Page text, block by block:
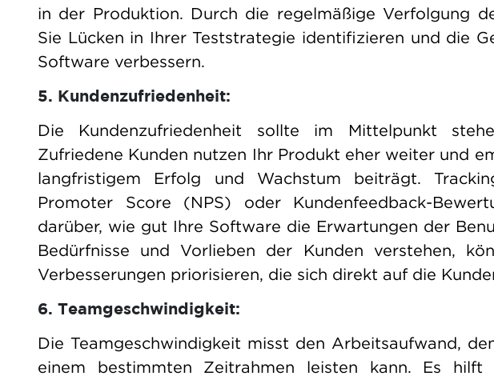
in der Produktion. Durch die regelmäßige Verfolgung
Sie Lücken in Ihrer Teststrategie identifizieren und die
Software verbessern.
5. Kundenzufriedenheit:
Die Kundenzufriedenheit sollte im Mittelpunkt
Zufriedene Kunden nutzen Ihr Produkt eher weiter und
langfristigem Erfolg und Wachstum beiträgt.
Promoter Score (NPS) oder Kundenfeedback-
darüber, wie gut Ihre Software die Erwartungen der
Bedürfnisse und Vorlieben der Kunden verstehen,
Verbesserungen priorisieren, die sich direkt auf die
6. Teamgeschwindigkeit:
Die Teamgeschwindigkeit misst den Arbeitsaufwand,
einem bestimmten Zeitrahmen leisten kann. Es